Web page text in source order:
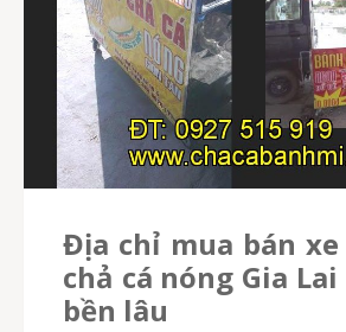
Địa chỉ mua bán xe bánh mì
chả cá nóng Gia
bền lâu